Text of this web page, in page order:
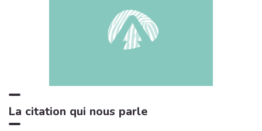
La citation qui nous parle